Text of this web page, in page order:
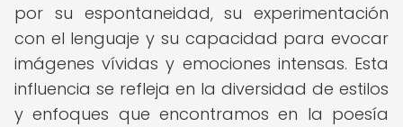
por su espontaneidad, su experimentación
con el lenguaje y su capacidad para evocar
imágenes vívidas y emociones intensas. Esta
influencia se refleja en la diversidad de estilos
y enfoques que encontramos en la poesía